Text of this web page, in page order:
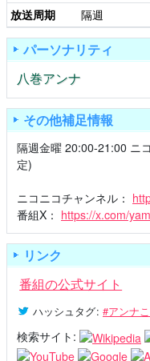
放送周期
隔週
パーソナリティ
八巻アンナ
その他補足情報
隔週金曜 20:00-21:00 ニ
定)
ニコニコチャンネル：
番組X： https://x.com/
リンク
番組の公式サイト
ハッシュタグ: #アンナ
検索サイト: